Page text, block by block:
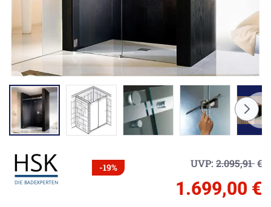
-19% UVP: 2.095,91€
1.699,00 €